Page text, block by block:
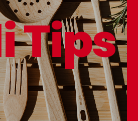
Tips